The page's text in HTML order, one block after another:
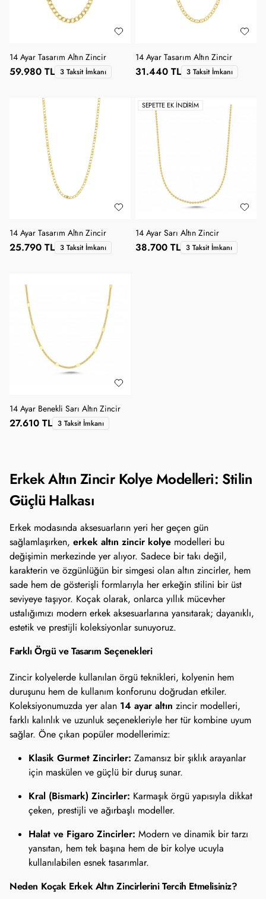
14 Ayar Tasarım Altın Zincir
59.980 TL 3 Taksit İmkanı
14 Ayar Tasarım Altın Zincir
31.440 TL 3 Taksit İmkanı
14 Ayar Tasarım Altın Zincir
25.790 TL 3 Taksit İmkanı
SEPETTE EK İNDIRIM
14 Ayar Sarı Altın Zincir
38.700 TL 3 Taksit İmkanı
14 Ayar Benekli Sarı Altın Zincir
27.610 TL 3 Taksit İmkanı
Erkek Altın Zincir Kolye Modelleri: Stilin
Güçlü Halkası
Erkek modasında aksesuarların yeri her geçen gün
sağlamlaşırken, erkek altın zincir kolye modelleri bu
değişimin merkezinde yer alıyor. Sadece bir takı değil,
karakterin ve özgünlüğün bir simgesi olan altın zincirler, hem
sade hem de gösterişli formlarıyla her erkeğin stilini bir üst
seviyeye taşıyor. Koçak olarak, onlarca yıllık mücevher
ustalığımızı modern erkek aksesuarlarına yansıtarak; dayanıklı,
estetik ve prestijli koleksiyonlar sunuyoruz.
Farklı Örgü ve Tasarım Seçenekleri
Zincir kolyelerde kullanılan örgü teknikleri, kolyenin hem
duruşunu hem de kullanım konforunu doğrudan etkiler.
Koleksiyonumuzda yer alan 14 ayar altın zincir modelleri,
farklı kalınlık ve uzunluk seçenekleriyle her tür kombine uyum
sağlar. Öne çıkan popüler modellerimiz:
Klasik Gurmet Zincirler: Zamansız bir şıklık arayanlar
için maskülen ve güçlü bir duruş sunar.
Kral (Bismark) Zincirler: Karmaşık örgü yapısıyla dikkat
çeken, prestijli ve ağırbaşlı modeller.
Halat ve Figaro Zincirler: Modern ve dinamik bir tarzı
yansıtan, hem tek başına hem de bir kolye ucuyla
kullanılabilen esnek tasarımlar.
Neden Koçak Erkek Altın Zincirlerini Tercih Etmelisiniz?